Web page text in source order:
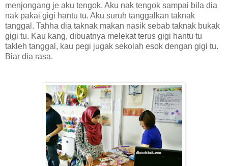
menjongang je aku tengok. Aku nak tengok sampai bila dia
nak pakai gigi hantu tu. Aku suruh tanggalkan taknak
tanggal. Tahha dia taknak makan nasik sebab taknak bukak
gigi tu. Kau kang, dibuatnya melekat terus gigi hantu tu
takleh tanggal, kau pegi jugak sekolah esok dengan gigi tu.
Biar dia rasa.